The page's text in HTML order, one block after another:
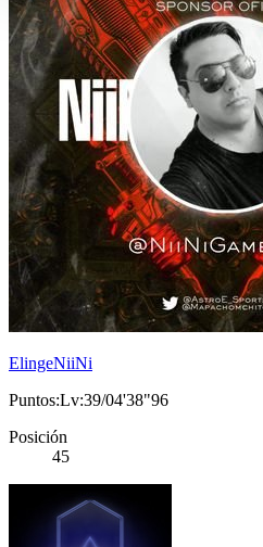
ElingeNiiNi
Puntos:Lv:39/04'38"96
Posición
45